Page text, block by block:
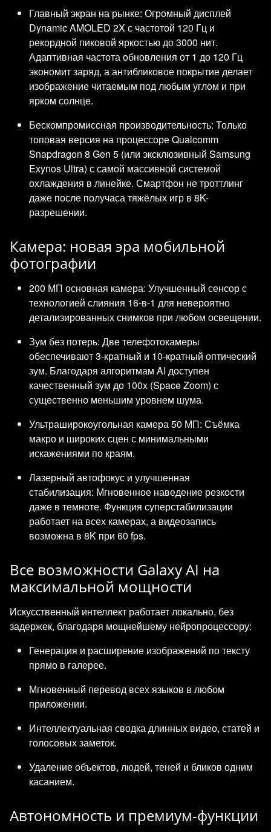
Главный экран на рынке: Огромный дисплей
Dynamic AMOLED 2X с частотой 120 Гц и
рекордной пиковой яркостью до 3000 нит.
Адаптивная частота обновления от 1 до 120 Гц
экономит заряд, а антибликовое покрытие делает
изображение читаемым под любым углом и при
ярком солнце.
Бескомпромиссная производительность: Только
топовая версия на процессоре Qualcomm
Snapdragon 8 Gen 5 (или эксклюзивный Samsung
Exynos Ultra) с самой массивной системой
охлаждения в линейке. Смартфон не троттлинг
даже после получаса тяжёлых игр в 8K-
разрешении.
Камера: новая эра мобильной
фотографии
200 МП основная камера: Улучшенный сенсор с
технологией слияния 16-в-1 для невероятно
детализированных снимков при любом освещении.
Зум без потерь: Две телефотокамеры
обеспечивают 3-кратный и 10-кратный оптический
зум. Благодаря алгоритмам AI доступен
качественный зум до 100x (Space Zoom) с
существенно меньшим уровнем шума.
Ультраширокоугольная камера 50 МП: Съёмка
макро и широких сцен с минимальными
искажениями по краям.
Лазерный автофокус и улучшенная
стабилизация: Мгновенное наведение резкости
даже в темноте. Функция суперстабилизации
работает на всех камерах, а видеозапись
возможна в 8K при 60 fps.
Все возможности Galaxy AI на
максимальной мощности
Искусственный интеллект работает локально, без
задержек, благодаря мощнейшему нейропроцессору:
Генерация и расширение изображений по тексту
прямо в галерее.
Мгновенный перевод всех языков в любом
приложении.
Интеллектуальная сводка длинных видео, статей и
голосовых заметок.
Удаление объектов, людей, теней и бликов одним
касанием.
Автономность и премиум-функции